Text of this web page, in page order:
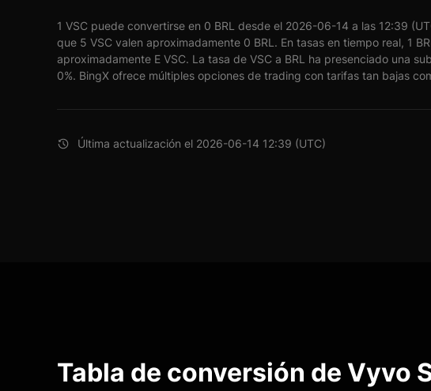
1 VSC puede convertirse en 0 BRL desde el 2026-06-14 a las 12:39
que 5 VSC valen aproximadamente 0 BRL. En tasas en tiempo real, 1
aproximadamente E VSC. La tasa de VSC a BRL ha presenciado una
0%. BingX ofrece múltiples opciones de trading con tarifas tan bajas
Última actualización el 2026-06-14 12:39 (UTC)
Tabla de conversión de Vyvo